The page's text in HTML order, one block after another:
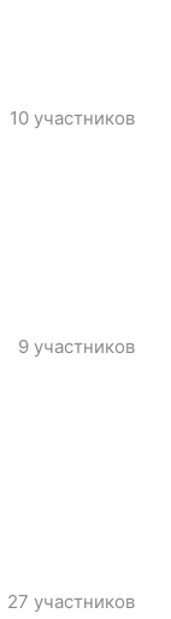
10 участников
9 участников
27 участников